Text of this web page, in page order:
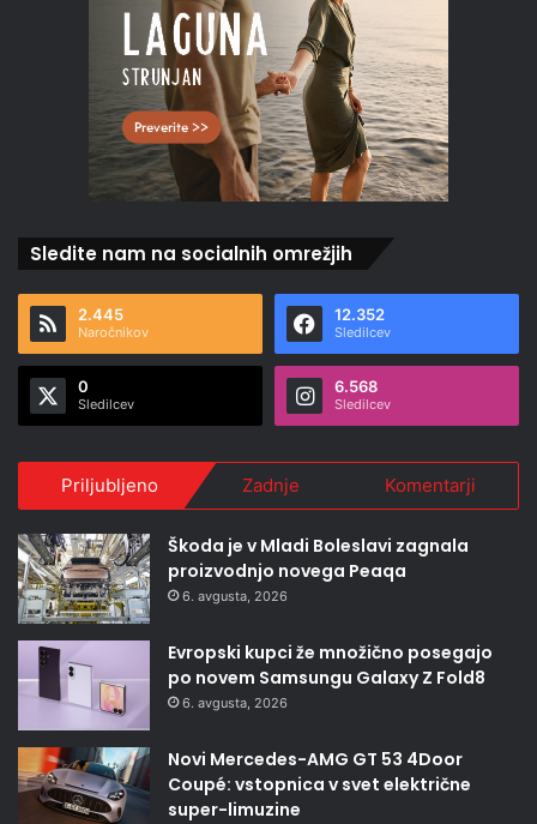
Sledite nam na socialnih omrežjih
2.445
Naročnikov
12.352
Sledilcev
0
Sledilcev
6.568
Sledilcev
Priljubljeno Zadnje Komentarji
Škoda je v Mladi Boleslavi zagnala
proizvodnjo novega Peaqa
6. avgusta, 2026
Evropski kupci že množično posegajo
po novem Samsungu Galaxy Z Fold8
6. avgusta, 2026
Novi Mercedes-AMG GT 53 4Door
Coupé: vstopnica v svet električne
super-limuzine